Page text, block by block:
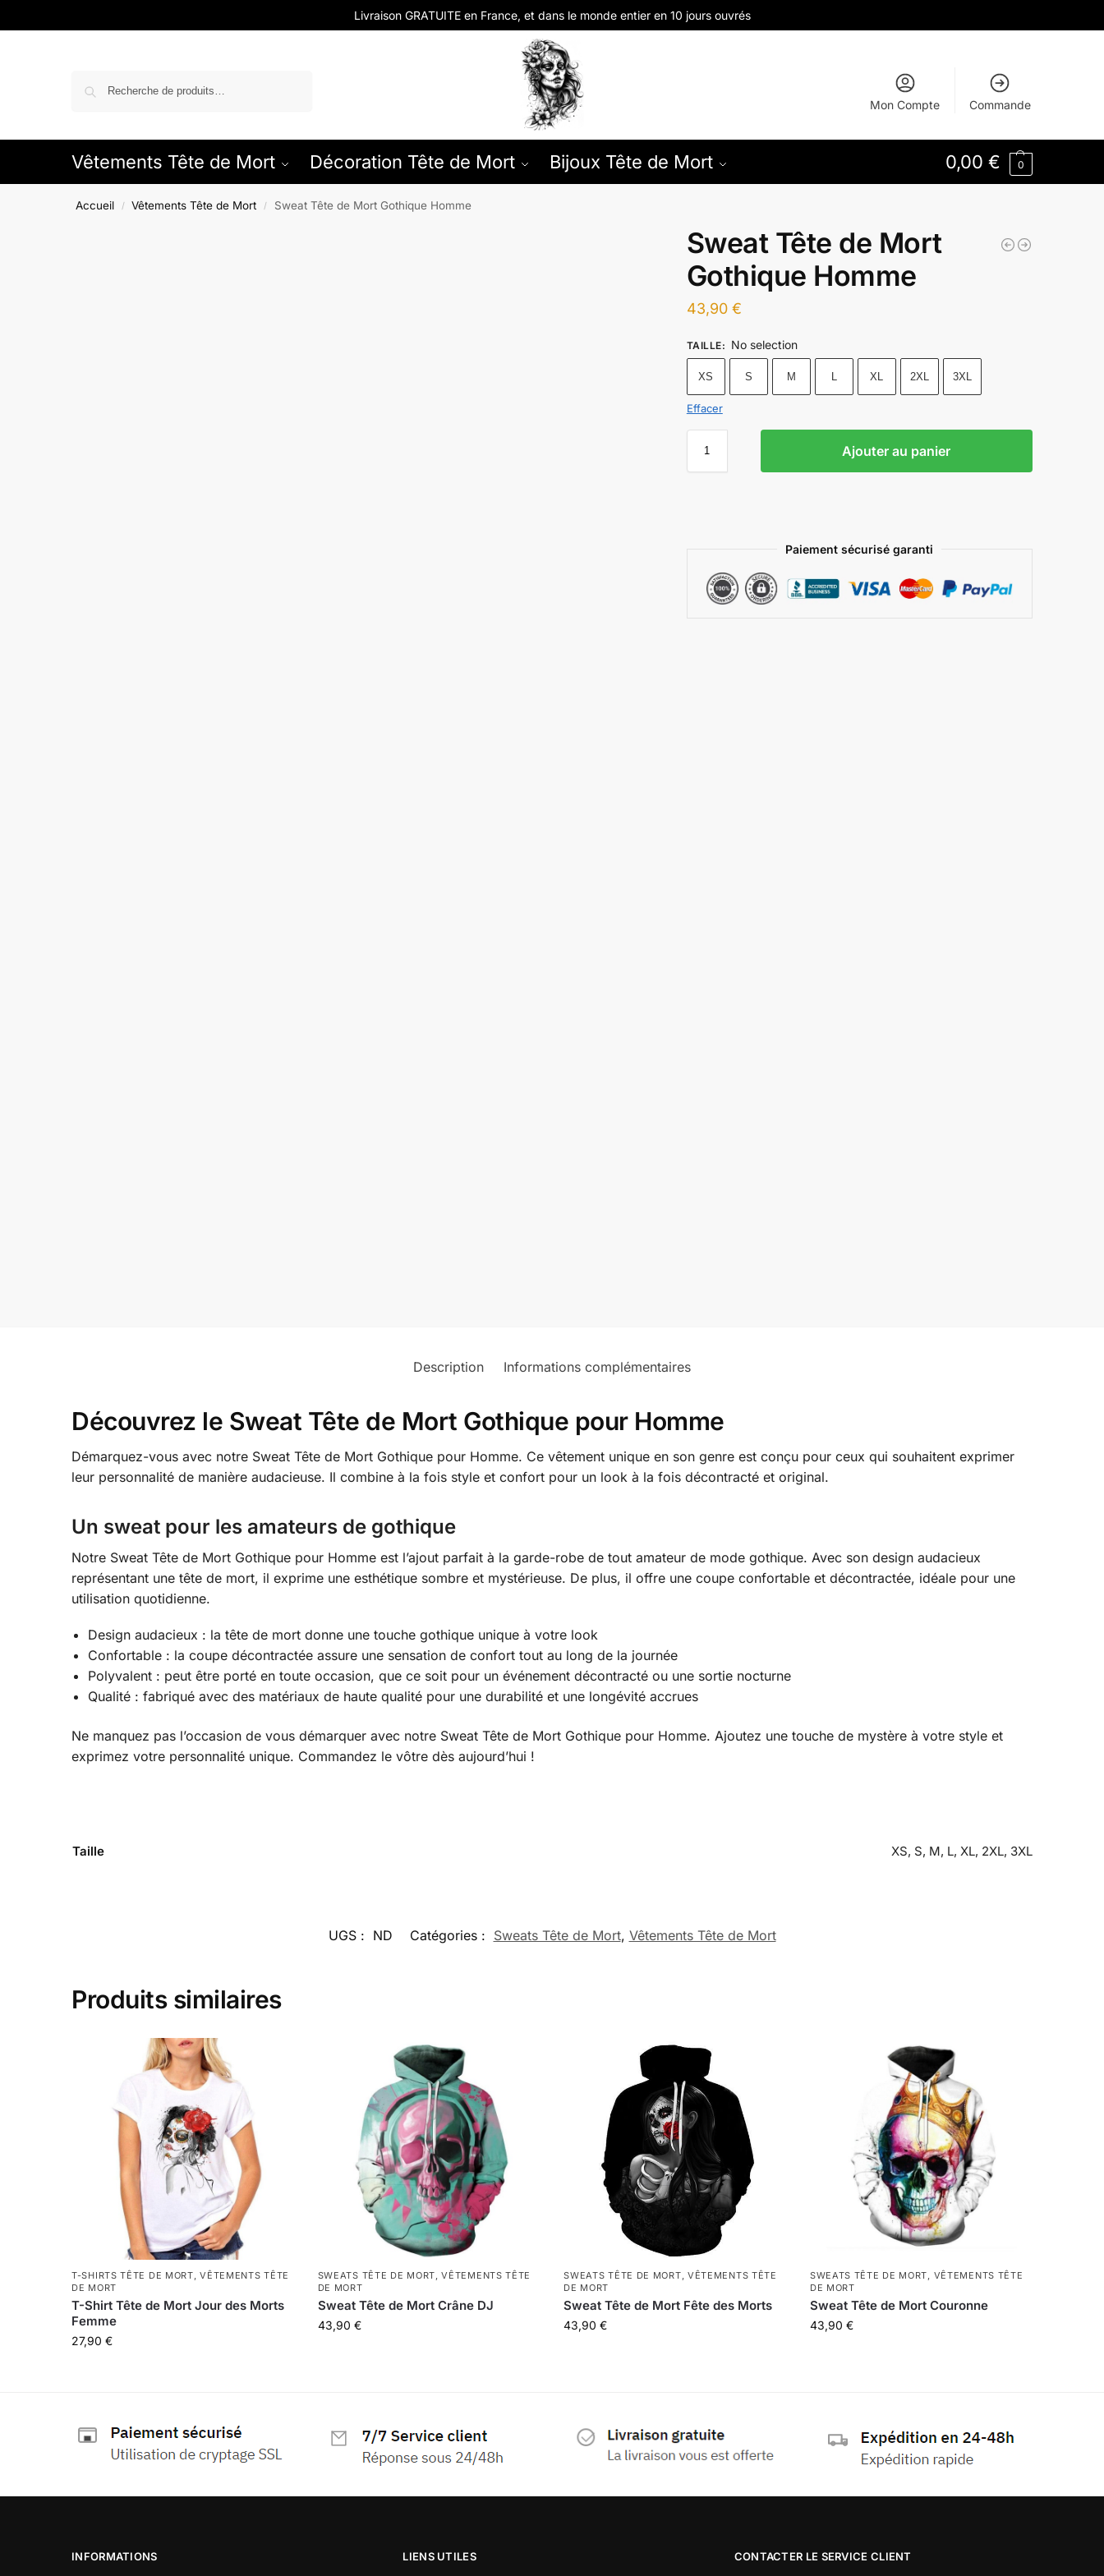
Livraison GRATUITE en France, et dans le monde entier en 10 jours ouvrés
Mon Compte Commande
Vêtements Tête de Mort Décoration Tête de Mort Bijoux Tête de Mort 0,00 € 0
Accueil / Vêtements Tête de Mort / Sweat Tête de Mort Gothique Homme
Sweat Tête de Mort
Gothique Homme
43,90 €
TAILLE: No selection
XS S M L XL 2XL 3XL
Effacer
Ajouter au panier
Paiement sécurisé garanti
Description Informations complémentaires
Découvrez le Sweat Tête de Mort Gothique pour Homme
Démarquez-vous avec notre Sweat Tête de Mort Gothique pour Homme. Ce vêtement unique en son genre est conçu pour ceux qui souhaitent exprimer
leur personnalité de manière audacieuse. Il combine à la fois style et confort pour un look à la fois décontracté et original.
Un sweat pour les amateurs de gothique
Notre Sweat Tête de Mort Gothique pour Homme est l’ajout parfait à la garde-robe de tout amateur de mode gothique. Avec son design audacieux
représentant une tête de mort, il exprime une esthétique sombre et mystérieuse. De plus, il offre une coupe confortable et décontractée, idéale pour une
utilisation quotidienne.
Design audacieux : la tête de mort donne une touche gothique unique à votre look
Confortable : la coupe décontractée assure une sensation de confort tout au long de la journée
Polyvalent : peut être porté en toute occasion, que ce soit pour un événement décontracté ou une sortie nocturne
Qualité : fabriqué avec des matériaux de haute qualité pour une durabilité et une longévité accrues
Ne manquez pas l’occasion de vous démarquer avec notre Sweat Tête de Mort Gothique pour Homme. Ajoutez une touche de mystère à votre style et
exprimez votre personnalité unique. Commandez le vôtre dès aujourd’hui !
Taille XS, S, M, L, XL, 2XL, 3XL
UGS : ND Catégories : Sweats Tête de Mort, Vêtements Tête de Mort
Produits similaires
T-SHIRTS TÊTE DE MORT,VÊTEMENTS TÊTE
DE MORT
T-Shirt Tête de Mort Jour des Morts
Femme
27,90€
SWEATS TÊTE DE MORT,VÊTEMENTS TÊTE
DE MORT
Sweat Tête de Mort Crâne DJ
43,90 €
SWEATS TÊTE DE MORT, VÊTEMENTS TÊTE
DE MORT
Sweat Tête de Mort Fête des Morts
43,90€
SWEATS TÊTE DE MORT, VÊTEMENTS TÊTE
DE MORT
Sweat Tête de Mort Couronne
43,90 €
INFORMATIONS LIENS UTILES CONTACTER LE SERVICE CLIENT